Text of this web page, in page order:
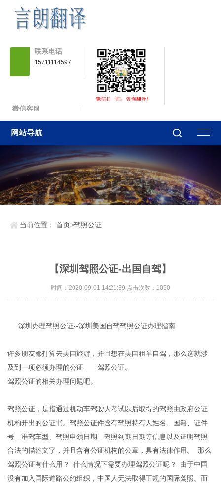
联系电话
15711114597
微信客服
fanyi5840
网站导航
当前位置：首页>驾照公证
【深圳驾照公证-出国自驾】
时间：2020-09-01 14:21:39 点击次数：1050
深圳办理驾照公证--深圳美国自驾驾照公证办理指南
许多朋友都打算去美国旅游，并且想在美国租车自驾，那么这就涉
及到一项必须办理的公证——驾照公证。
驾照公证的相关办理问题吧。
驾照公证，是指通过机动车驾驶人考试以后取得的驾照由政府公证
机构开出的公证书。驾照公证件含有驾照持有人姓名、国籍、证件
号、准驾车型、驾照申领日期、驾照到期日期等信息以及证明驾照
合法的描述文字，并且含有公证机构的公章，具有法律作用。 那么
驾照公证有什么用？ 什么情况下需要办理驾照公证呢？ 由于中国
没有加入国际道路公约组织，中国人无法取得正规的国际驾照。而